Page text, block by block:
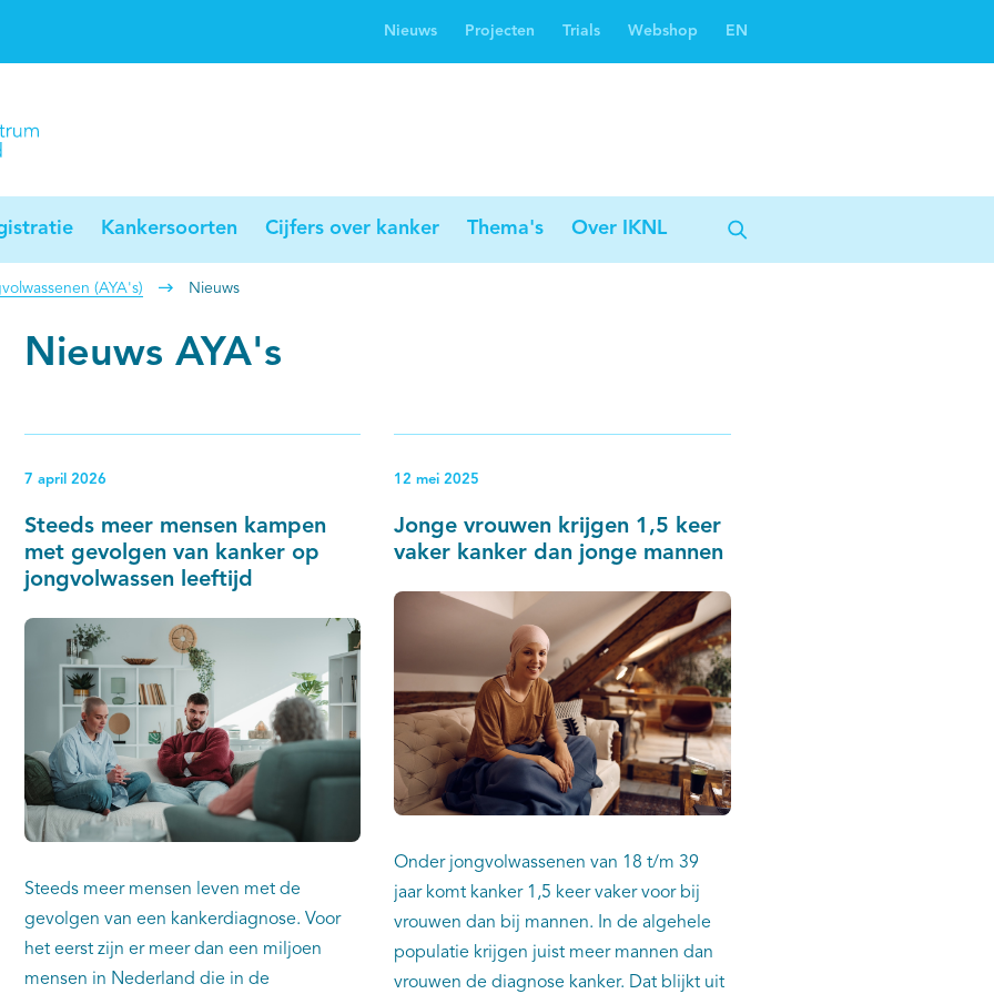
Nieuws Projecten Trials Webshop EN
Kankersoorten Cijfers over kanker Thema's Over IKNL
(AYA's) Nieuws
Nieuws AYA's
7 april 2026
Steeds meer mensen kampen
met gevolgen van kanker op
jongvolwassen leeftijd
Steeds meer mensen leven met de
gevolgen van een kankerdiagnose. Voor
het eerst zijn er meer dan een miljoen
mensen in Nederland die in de
12 mei 2025
Jonge vrouwen krijgen 1,5 keer
vaker kanker dan jonge mannen
Onder jongvolwassenen van 18 t/m 39
jaar komt kanker 1,5 keer vaker voor bij
vrouwen dan bij mannen. In de algehele
populatie krijgen juist meer mannen dan
vrouwen de diagnose kanker. Dat blijkt uit